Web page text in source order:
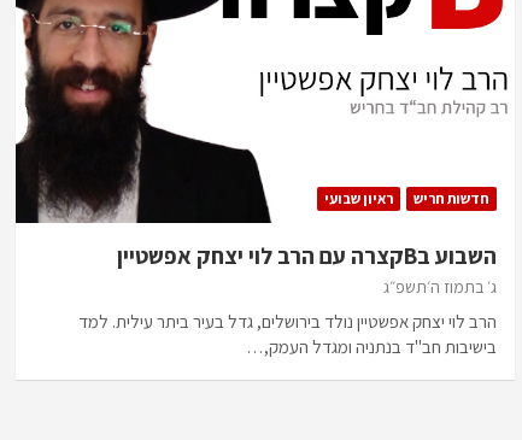
חדשות חריש ראיון שבועי
השבוע בBקצרה עם הרב לוי יצחק אפשטיין
ג׳ בתמוז ה׳תשפ״ג
הרב לוי יצחק אפשטיין נולד בירושלים, גדל בעיר ביתר עילית. למד
בישיבות חב"ד בנתניה ומגדל העמק,…